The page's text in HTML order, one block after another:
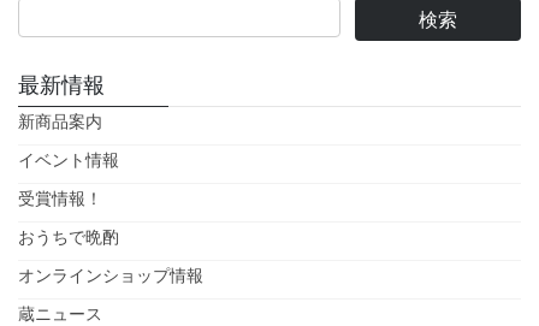
最新情報
新商品案内
イベント情報
受賞情報！
おうちで晩酌
オンラインショップ情報
蔵ニュース